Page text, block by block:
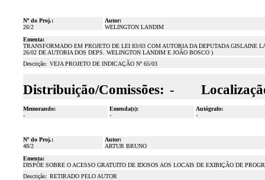
Nº do Proj.:
26/2
Autor:
WELINGTON LANDIM
Ementa:
TRANSFORMADO EM PROJETO DE LEI 83/03 COM AUTORIA DA DEPUTADA GISLAINE
26/02 DE AUTORIA DOS DEPS. WELINGTON LANDIM E JOÃO BOSCO )
Descrição: VEJA PROJETO DE INDICAÇÃO Nº 65/03
Distribuição/Comissões: -
Memorando:
-
Emenda(s):
-
Autógrafo:
-
Nº do Proj.:
48/2
Autor:
ARTUR BRUNO
Ementa:
DISPÕE SOBRE O ACESSO GRATUITO DE IDOSOS AOS LOCAIS DE EXIBIÇÃO DE
Descrição: RETIRADO PELO AUTOR